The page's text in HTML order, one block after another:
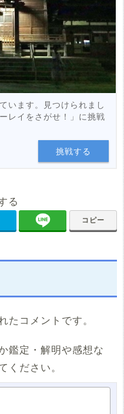
います。見つけられまし
レイをさがせ！」に挑戦
挑戦する
る
コピー
たコメントです。
鑑定・解明や感想な
ください。